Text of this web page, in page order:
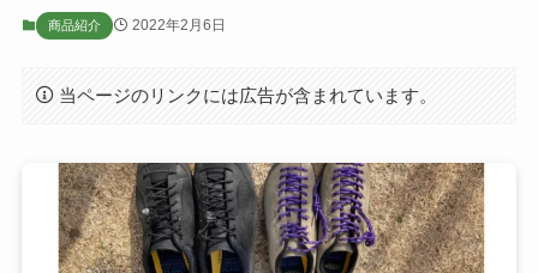
商品紹介 2022年2月6日
当ページのリンクには広告が含まれています。